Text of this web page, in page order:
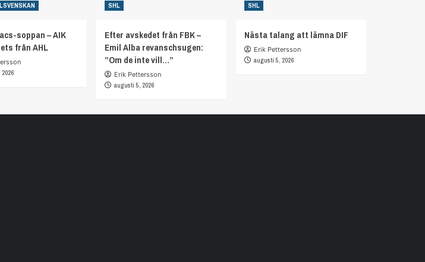
soppan – AIK
från AHL
SHL
Efter avskedet från FBK –
Emil Alba revanschsugen:
”Om de inte vill…”
Erik Pettersson
augusti 5, 2026
SHL
Nästa talang att lämna DIF
Erik Pettersson
augusti 5, 2026